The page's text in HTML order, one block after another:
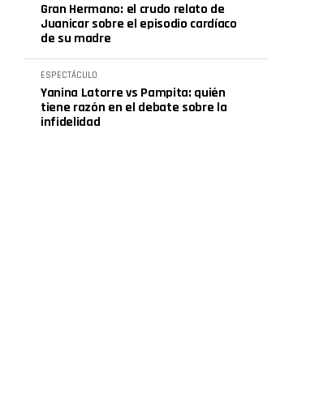
Gran Hermano: el crudo relato de
Juanicar sobre el episodio cardíaco
de su madre
ESPECTÁCULO
Yanina Latorre vs Pampita: quién
tiene razón en el debate sobre la
infidelidad